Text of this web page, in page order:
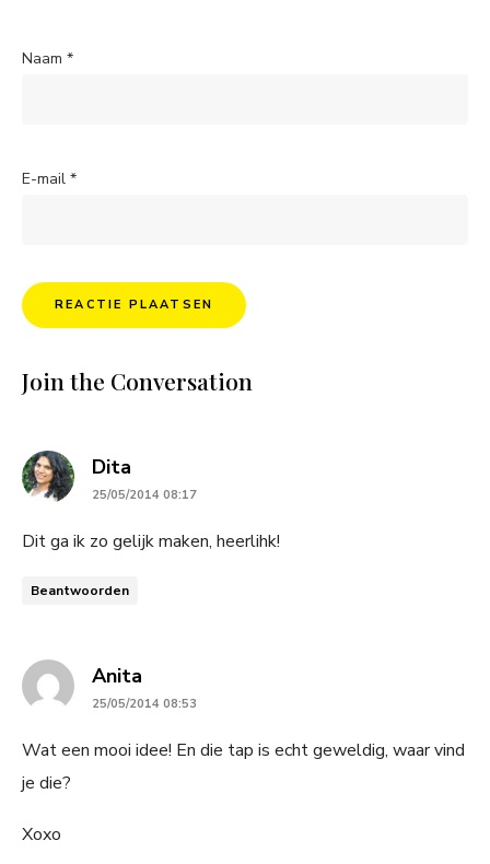
Naam *
E-mail *
Join the Conversation
Dita
25/05/2014 08:17
Dit ga ik zo gelijk maken, heerlihk!
Beantwoorden
Anita
25/05/2014 08:53
Wat een mooi idee! En die tap is echt geweldig, waar vind
je die?
Xoxo